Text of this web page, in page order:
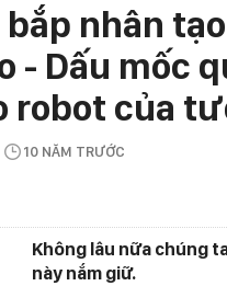
bắp nhân
- Dấu mốc
robot của
10 NĂM TRƯỚC
Không lâu nữa chúng
này nắm giữ.